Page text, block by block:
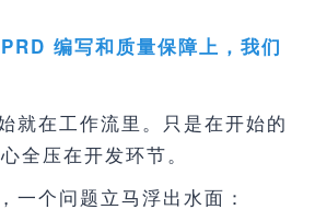
编写和质量保障上，我们
就在工作流里。只是在开始的
全压在开发环节。
一个问题立马浮出水面：